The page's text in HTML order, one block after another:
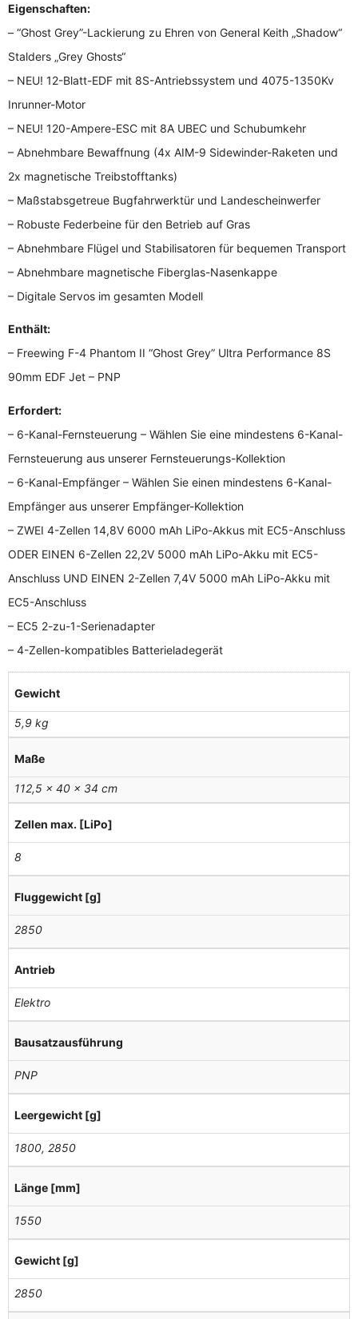
Eigenschaften:
– “Ghost Grey”-Lackierung zu Ehren von General Keith „Shadow“
Stalders „Grey Ghosts“
– NEU! 12-Blatt-EDF mit 8S-Antriebssystem und 4075-1350Kv
Inrunner-Motor
– NEU! 120-Ampere-ESC mit 8A UBEC und Schubumkehr
– Abnehmbare Bewaffnung (4x AIM-9 Sidewinder-Raketen und
2x magnetische Treibstofftanks)
– Maßstabsgetreue Bugfahrwerktür und Landescheinwerfer
– Robuste Federbeine für den Betrieb auf Gras
– Abnehmbare Flügel und Stabilisatoren für bequemen Transport
– Abnehmbare magnetische Fiberglas-Nasenkappe
– Digitale Servos im gesamten Modell
Enthält:
– Freewing F-4 Phantom II “Ghost Grey” Ultra Performance 8S
90mm EDF Jet – PNP
Erfordert:
– 6-Kanal-Fernsteuerung – Wählen Sie eine mindestens 6-Kanal-
Fernsteuerung aus unserer Fernsteuerungs-Kollektion
– 6-Kanal-Empfänger – Wählen Sie einen mindestens 6-Kanal-
Empfänger aus unserer Empfänger-Kollektion
– ZWEI 4-Zellen 14,8V 6000 mAh LiPo-Akkus mit EC5-Anschluss
ODER EINEN 6-Zellen 22,2V 5000 mAh LiPo-Akku mit EC5-
Anschluss UND EINEN 2-Zellen 7,4V 5000 mAh LiPo-Akku mit
EC5-Anschluss
– EC5 2-zu-1-Serienadapter
– 4-Zellen-kompatibles Batterieladegerät
Gewicht
5,9 kg
Maße
112,5 × 40 × 34 cm
Zellen max. [LiPo]
8
Fluggewicht [g]
2850
Antrieb
Elektro
Bausatzausführung
PNP
Leergewicht [g]
1800, 2850
Länge [mm]
1550
Gewicht [g]
2850